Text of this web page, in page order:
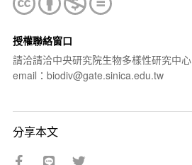
授權聯絡窗口
請洽請洽中央研究院生物多樣性研究中心
email：biodiv@gate.sinica.edu.tw
分享本文